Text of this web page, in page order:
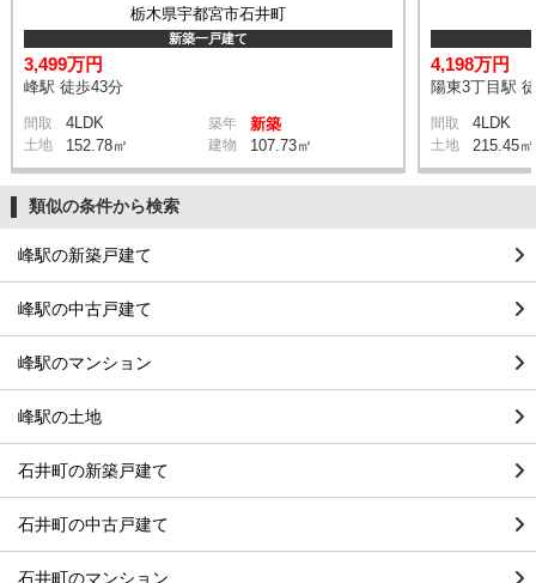
栃木県宇都宮市石井町
新築一戸建て
3,499万円
峰駅 徒歩43分
間取 4LDK 築年 新築
土地 152.78㎡ 建物 107.73㎡
4,198万円
陽東3丁目駅
間取 4LDK
土地 215.45㎡
類似の条件から検索
峰駅の新築戸建て
峰駅の中古戸建て
峰駅のマンション
峰駅の土地
石井町の新築戸建て
石井町の中古戸建て
石井町のマンション